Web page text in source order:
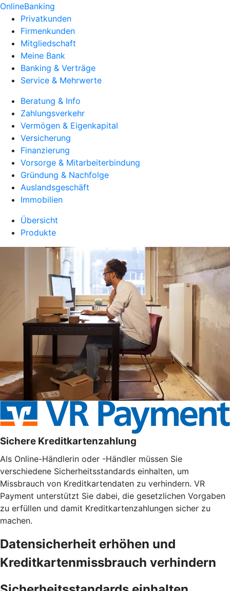
OnlineBanking
Privatkunden
Firmenkunden
Mitgliedschaft
Meine Bank
Banking & Verträge
Service & Mehrwerte
Beratung & Info
Zahlungsverkehr
Vermögen & Eigenkapital
Versicherung
Finanzierung
Vorsorge & Mitarbeiterbindung
Gründung & Nachfolge
Auslandsgeschäft
Immobilien
Übersicht
Produkte
Sichere Kreditkartenzahlung
Als Online-Händlerin oder -Händler müssen Sie
verschiedene Sicherheitsstandards einhalten, um
Missbrauch von Kreditkartendaten zu verhindern. VR
Payment unterstützt Sie dabei, die gesetzlichen Vorgaben
zu erfüllen und damit Kreditkartenzahlungen sicher zu
machen.
Datensicherheit erhöhen und
Kreditkartenmissbrauch verhindern